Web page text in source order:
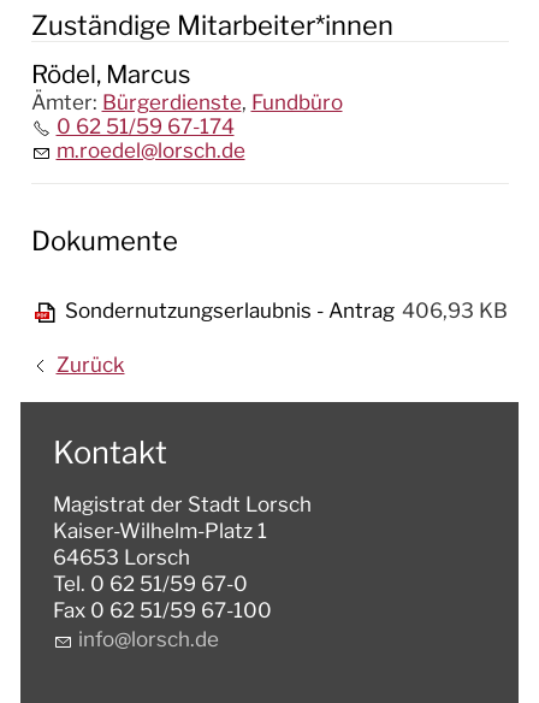
Zuständige Mitarbeiter*innen
Rödel, Marcus
Ämter: Bürgerdienste, Fundbüro
0 62 51/59 67-174
m.roedel@lorsch.de
Dokumente
Sondernutzungserlaubnis - Antrag 406,93 KB
Zurück
Kontakt
Magistrat der Stadt Lorsch
Kaiser-Wilhelm-Platz 1
64653 Lorsch
Tel. 0 62 51/59 67-0
Fax 0 62 51/59 67-100
nf
l rsch d